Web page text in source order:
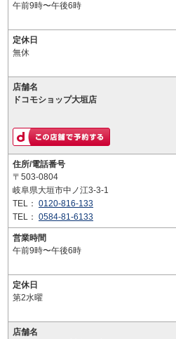
午前9時〜午後6時
定休日
無休
店舗名
ドコモショップ大垣店
住所/電話番号
〒503-0804
岐阜県大垣市中ノ江3-3-1
TEL： 0120-816-133
TEL： 0584-81-6133
営業時間
午前9時〜午後6時
定休日
第2水曜
店舗名